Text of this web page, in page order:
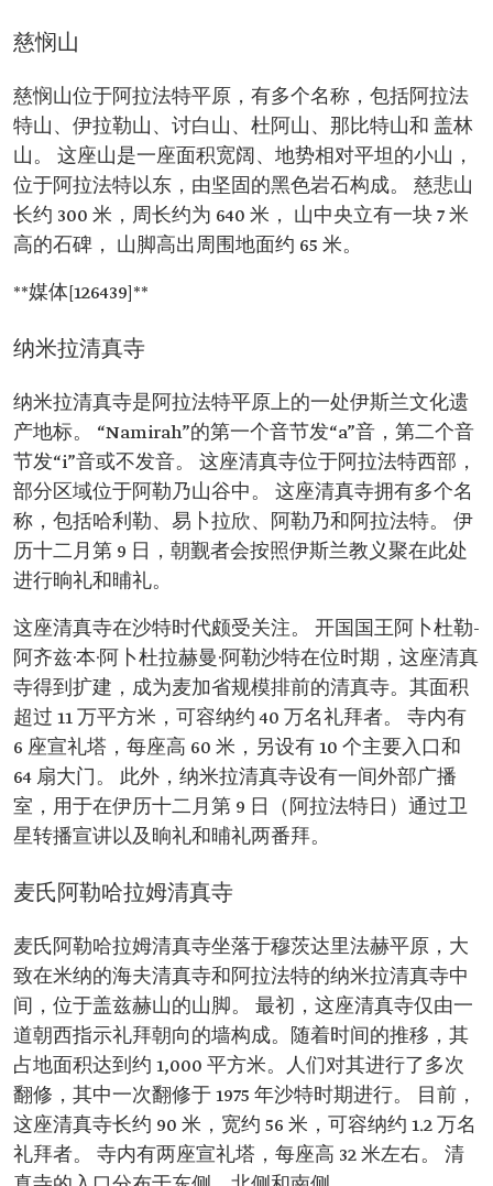
慈悯山
慈悯山位于阿拉法特平原，有多个名称，包括阿拉法
特山、伊拉勒山、讨白山、杜阿山、那比特山和 盖林
山。 这座山是一座面积宽阔、地势相对平坦的小山，
位于阿拉法特以东，由坚固的黑色岩石构成。 慈悲山
长约 300 米，周长约为 640 米， 山中央立有一块 7 米
高的石碑， 山脚高出周围地面约 65 米。
**媒体[126439]**
纳米拉清真寺
纳米拉清真寺是阿拉法特平原上的一处伊斯兰文化遗
产地标。 “Namirah”的第一个音节发“a”音，第二个音
节发“i”音或不发音。 这座清真寺位于阿拉法特西部，
部分区域位于阿勒乃山谷中。 这座清真寺拥有多个名
称，包括哈利勒、易卜拉欣、阿勒乃和阿拉法特。 伊
历十二月第 9 日，朝觐者会按照伊斯兰教义聚在此处
进行晌礼和晡礼。
这座清真寺在沙特时代颇受关注。 开国国王阿卜杜勒-
阿齐兹·本·阿卜杜拉赫曼·阿勒沙特在位时期，这座清真
寺得到扩建，成为麦加省规模排前的清真寺。其面积
超过 11 万平方米，可容纳约 40 万名礼拜者。 寺内有
6 座宣礼塔，每座高 60 米，另设有 10 个主要入口和
64 扇大门。 此外，纳米拉清真寺设有一间外部广播
室，用于在伊历十二月第 9 日（阿拉法特日）通过卫
星转播宣讲以及晌礼和晡礼两番拜。
麦氏阿勒哈拉姆清真寺
麦氏阿勒哈拉姆清真寺坐落于穆茨达里法赫平原，大
致在米纳的海夫清真寺和阿拉法特的纳米拉清真寺中
间，位于盖兹赫山的山脚。 最初，这座清真寺仅由一
道朝西指示礼拜朝向的墙构成。随着时间的推移，其
占地面积达到约 1,000 平方米。人们对其进行了多次
翻修，其中一次翻修于 1975 年沙特时期进行。 目前，
这座清真寺长约 90 米，宽约 56 米，可容纳约 1.2 万名
礼拜者。 寺内有两座宣礼塔，每座高 32 米左右。 清